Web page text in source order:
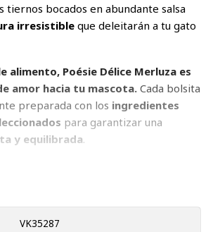
tiernos bocados en abundante salsa
irresistibleque deleitarán a tu gato
alimento, Poésie Délice Merluza es
amor hacia tu mascota.Cada bolsita
preparada con los ingredientes
para garantizar una
y equilibrada.
Délice Merluza?
VK35287